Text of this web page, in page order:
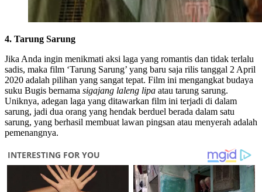
4. Tarung Sarung
Jika Anda ingin menikmati aksi laga yang romantis dan tidak terlalu
sadis, maka film ‘Tarung Sarung’ yang baru saja rilis tanggal 2 April
2020 adalah pilihan yang sangat tepat. Film ini mengangkat budaya
suku Bugis bernama sigajang laleng lipa atau tarung sarung.
Uniknya, adegan laga yang ditawarkan film ini terjadi di dalam
sarung, jadi dua orang yang hendak berduel berada dalam satu
sarung, yang berhasil membuat lawan pingsan atau menyerah adalah
pemenangnya.